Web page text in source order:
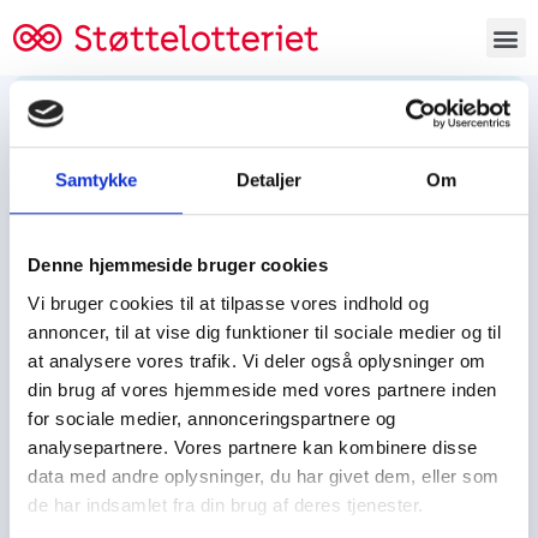
Samtykke Detaljer Om
Denne hjemmeside bruger cookies
Vi bruger cookies til at tilpasse vores indhold og
annoncer, til at vise dig funktioner til sociale medier og til
at analysere vores trafik. Vi deler også oplysninger om
din brug af vores hjemmeside med vores partnere inden
for sociale medier, annonceringspartnere og
analysepartnere. Vores partnere kan kombinere disse
data med andre oplysninger, du har givet dem, eller som
de har indsamlet fra din brug af deres tjenester.
Tjen penge og støt
Tjen penge til:
Spejdere/spejdergruppen/FDF’ere, m.fl.
Kontor
Tjenpengeogstoet.dk
Ejby Industrivej 91
DK – 2600 Glostrup
CVR: 19347508